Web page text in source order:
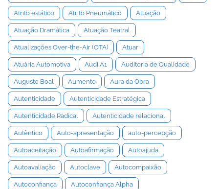
Atrito estático Atrito Pneumático Atuação
Atuação Dramática Atuação Teatral
Atualizações Over-the-Air (OTA) Atuar
Atuária Automotiva Audi A1 Auditoria de Qualidade
Augusto Boal Aumento Aura da Obra
Autenticidade Autenticidade Estratégica
Autenticidade Radical Autenticidade relacional
Autêntico Auto-apresentação auto-percepção
Autoaceitação Autoafirmação Autoajuda
Autoavaliação Autoclave Autocompaixão
Autoconfiança Autoconfiança Alpha